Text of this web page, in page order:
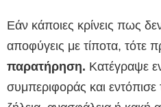
Εάν κάποιες κρίνεις πως
αποφύγεις με τίποτα, τότε
παρατήρηση. Κατέγραψε
συμπεριφοράς και εντόπισε